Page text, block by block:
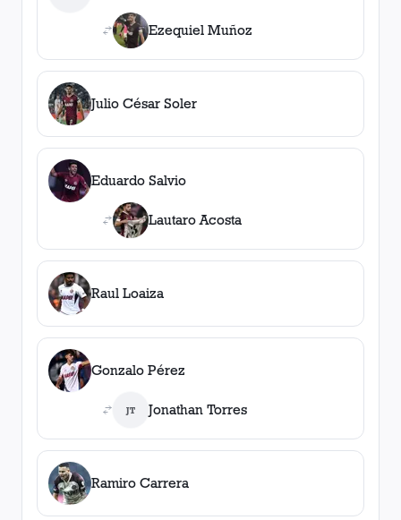
Ezequiel Muñoz
Julio César Soler
Eduardo Salvio
Lautaro Acosta
Raul Loaiza
Gonzalo Pérez
JT Jonathan Torres
Ramiro Carrera